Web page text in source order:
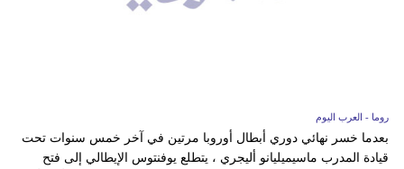
روما - العرب اليوم
بعدما خسر نهائي دوري أبطال أوروبا مرتين في آخر خمس سنوات تحت
قيادة المدرب ماسيميليانو أليجري ، يتطلع يوفنتوس الإيطالي إلى فتح